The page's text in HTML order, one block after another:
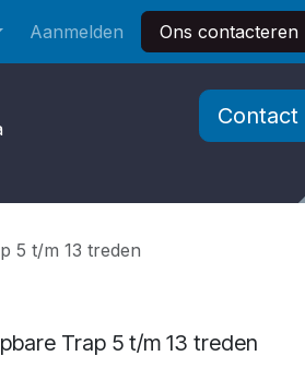
Aanmelden Ons contacteren
Contact
5 t/m 13 treden
Trap 5 t/m 13 treden